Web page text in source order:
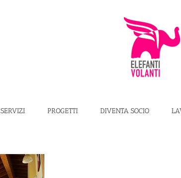
SERVIZI PROGETTI DIVENTA SOCIO